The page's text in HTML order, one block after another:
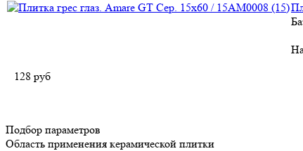
128 руб
Подбор параметров
Область применения керамической плитки